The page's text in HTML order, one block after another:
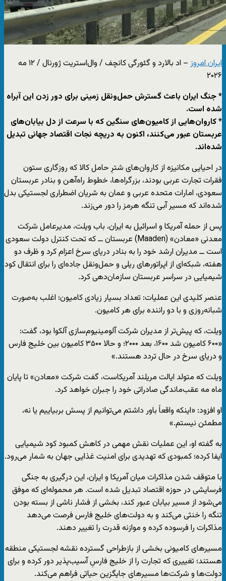
ایران امروز
– اد بالارد و گئورگی کانچف / وال‌استریت ژورنال / ۱۲ مه
۲۰۲۶
* جنگ ایران باعث گسترش حمل‌ونقل زمینی برای دور زدن این آبراه
شده است.
* کاروان‌هایی از کامیون‌های سنگین که با سرعت از دل بیابان‌های
عربستان عبور می‌کنند، اکنون به دریچه نجات اقتصاد جهانی تبدیل
شده‌اند.
در احیایی مکانیزه از کاروان‌های شترِ حامل کالا که روزگاری ستون
فقرات تجارت عربی بودند، بزرگراه‌ها، خطوط راه‌آهن و بنادر عربستان
سعودی، امارات متحده عربی و عمان به شریان اضطراری لجستیکی بدل
شده‌اند که مسیر آبی تنگه هرمز را دور می‌زند.
پس از حمله آمریکا و اسرائیل به ایران، باب ویلت، مدیرعامل شرکت
معدنی «معادن» (Maaden) عربستان ــ که تحت کنترل دولت سعودی
است ــ مدیران ارشد خود را به بنادر دریای سرخ اعزام کرد و ظرف دو
هفته، شبکه‌ای از اپراتورهای ریلی و حمل‌ونقل جاده‌ای را برای انتقال کود
شیمیایی در سراسر عربستان سازمان‌دهی کرد.
عنصر کلیدی این عملیات: تعداد بسیار زیادی کامیون؛ اغلب به‌صورت
شبانه‌روزی و با دو راننده برای هر کامیون.
ویلت، که پیش‌تر از مدیران شرکت آلومینیوم‌سازی آلکوا بود، گفت:
«۶۰۰ کامیون شد ۱۶۰۰، بعد ۲۰۰۰؛ و حالا ۳۵۰۰ کامیون بین خلیج فارس
و دریای سرخ در حال تردد هستند.»
ویلت که متولد ایالت مریلند آمریکاست، گفت شرکت «معادن» تا پایان
ماه مه عقب‌ماندگی صادراتی خود را جبران خواهد کرد.
او افزود: «اینکه واقعاً باور داشتم می‌توانیم از پسش بربیاییم یا نه،
مطمئن نیستم.»
به گفته او، این عملیات نقش مهمی در کاهش کمبود کود شیمیایی
ایفا کرده؛ کمبودی که تهدیدی برای امنیت غذایی جهان به شمار می‌رود.
با متوقف شدن مذاکرات میان آمریکا و ایران، این درگیری به جنگی
فرسایشی در حوزه اقتصاد تبدیل شده است. هر محموله‌ای که موفق
می‌شود از مسیر بیابان عبور کند، بخشی از فشار ناشی از بسته بودن
تنگه را خنثی می‌کند و به دولت‌های خلیج فارس فرصت می‌دهد
مذاکرات را فرسوده کرده و موازنه قدرت را تغییر دهند.
مسیرهای کامیونی بخشی از بازطراحی گسترده نقشه لجستیکی منطقه
هستند؛ تغییری که تجارت را از خلیج فارسِ آسیب‌پذیر دور کرده و برای
دولت‌ها و شرکت‌ها مسیرهای جایگزین حیاتی فراهم می‌کند.